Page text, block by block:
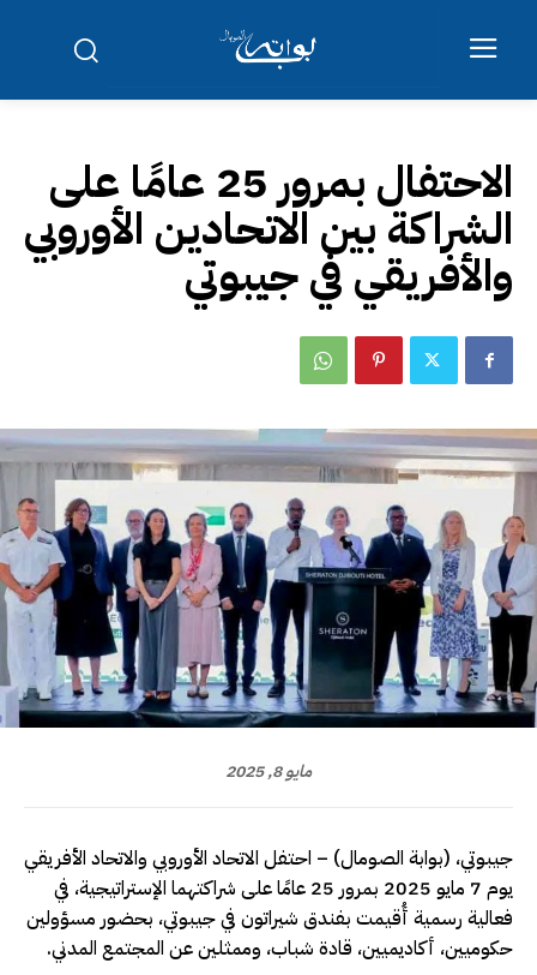
الاحتفال بمرور 25 عامًا على
الشراكة بين الاتحادين الأوروبي
والأفريقي في جيبوتي
مايو 8, 2025
جيبوتي، (بوابة الصومال) – احتفل الاتحاد الأوروبي والاتحاد الأفريقي
يوم 7 مايو 2025 بمرور 25 عامًا على شراكتهما الإستراتيجية، في
فعالية رسمية أُقيمت بفندق شيراتون في جيبوتي، بحضور مسؤولين
حكوميين، أكاديميين، قادة شباب، وممثلين عن المجتمع المدني.